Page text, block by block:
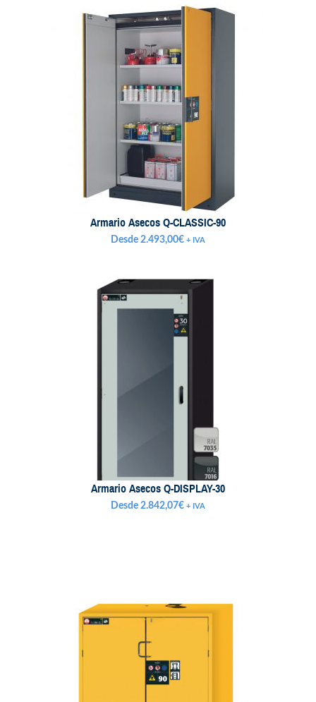
desde
Armario Asecos Q-CLASSIC-90
Desde2.493,00€ + IVA
Armario Asecos Q-DISPLAY-30
Desde2.842,07€ + IVA